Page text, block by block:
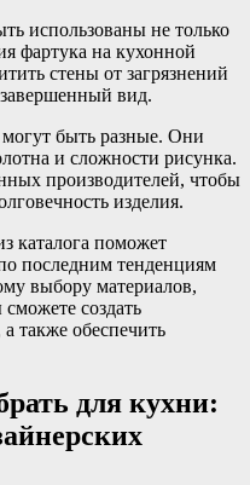
использованы не только
фартука на кухонной
стены от загрязнений
вид.
быть разные. Они
и сложности рисунка.
производителей, чтобы
изделия.
каталога поможет
последним тенденциям
выбору материалов,
создать
также обеспечить
для кухни: